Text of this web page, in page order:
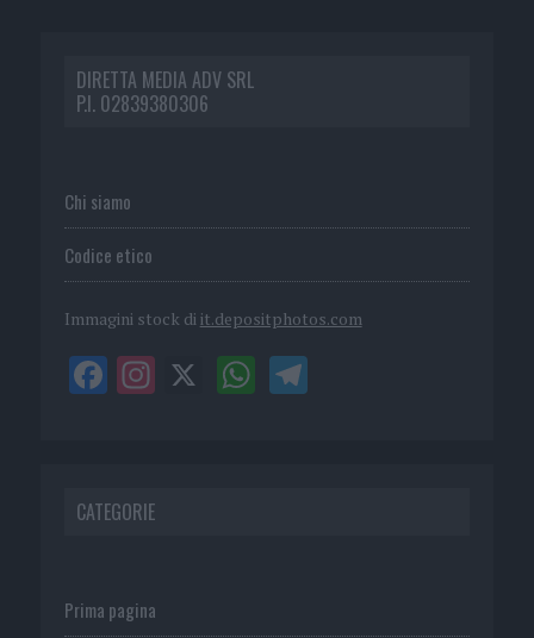
DIRETTA MEDIA ADV SRL
P.I. 02839380306
Chi siamo
Codice etico
Immagini stock di it.depositphotos.com
CATEGORIE
Prima pagina